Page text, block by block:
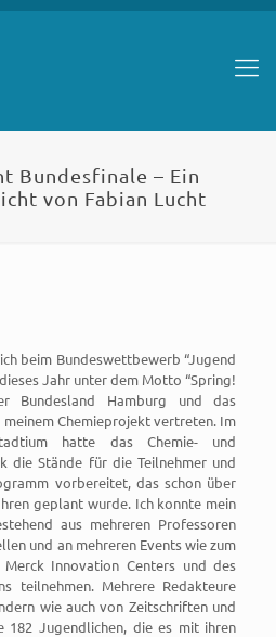
Bundesfinale – Ein
von Fabian Lucht
beim Bundeswettbewerb “Jugend
Jahr unter dem Motto “Spring!
Bundesland Hamburg und das
Chemieprojekt vertreten. Im
hatte das Chemie- und
die Stände für die Teilnehmer und
vorbereitet, das schon über
geplant wurde. Ich konnte mein
aus mehreren Professoren
und an mehreren Events wie zum
Innovation Centers und des
teilnehmen. Mehrere Redakteure
wie auch von Zeitschriften und
182 Jugendlichen, die es mit ihren